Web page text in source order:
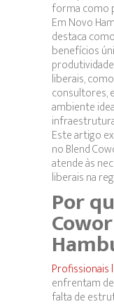
forma como
Em Novo
destaca
benefícios
liberais,
consultores,
ambiente
Este artigo
no Blend
atende às
liberais na
Por
Profissionais
enfrentam
falta de